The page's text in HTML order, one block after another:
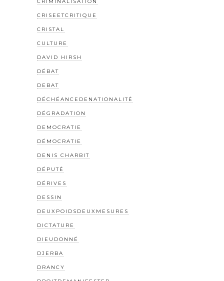
CRIMINALISATION
CRISEETCRITIQUE
CRISTAL
CULTURE
DAVID HIRSH
DÉBAT
DEBAT
DÉCHÉANCEDENATIONALITÉ
DÉGRADATION
DEMOCRATIE
DÉMOCRATIE
DENIS CHARBIT
DÉPUTÉ
DÉRIVES
DESSIN
DEUXPOIDSDEUXMESURES
DICTATURE
DIEUDONNÉ
DJERBA
DRANCY